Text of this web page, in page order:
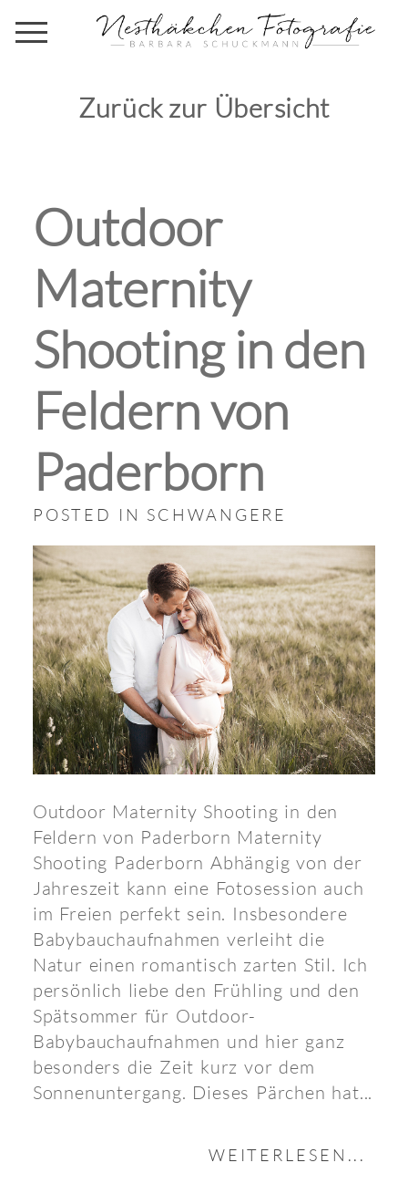
Zurück zur Übersicht
Outdoor
Maternity
Shooting in den
Feldern von
Paderborn
POSTED IN SCHWANGERE
Outdoor Maternity Shooting in den
Feldern von Paderborn Maternity
Shooting Paderborn Abhängig von der
Jahreszeit kann eine Fotosession auch
im Freien perfekt sein. Insbesondere
Babybauchaufnahmen verleiht die
Natur einen romantisch zarten Stil. Ich
persönlich liebe den Frühling und den
Spätsommer für Outdoor-
Babybauchaufnahmen und hier ganz
besonders die Zeit kurz vor dem
Sonnenuntergang. Dieses Pärchen hat...
WEITERLESEN...